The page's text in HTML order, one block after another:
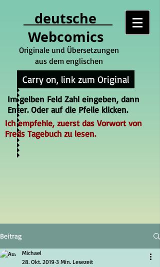
deutsche
Webcomics
Originale und Übersetzungen
aus dem englischen
Carry on, link zum Original
Im gelben Feld Zahl eingeben, dann
Enter. Oder auf die Pfeile klicken.
Ich empfehle, zuerst das Vorwort von
Freds Tagebuch zu lesen.
Beitrag
Michael
28. Okt. 2019 3 Min. Lesezeit